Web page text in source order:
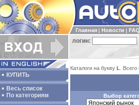
Главная Новости FAQ
логин:
КУПИТЬ
Весь список
По категориям
Каталоги на букву L .
Выбор